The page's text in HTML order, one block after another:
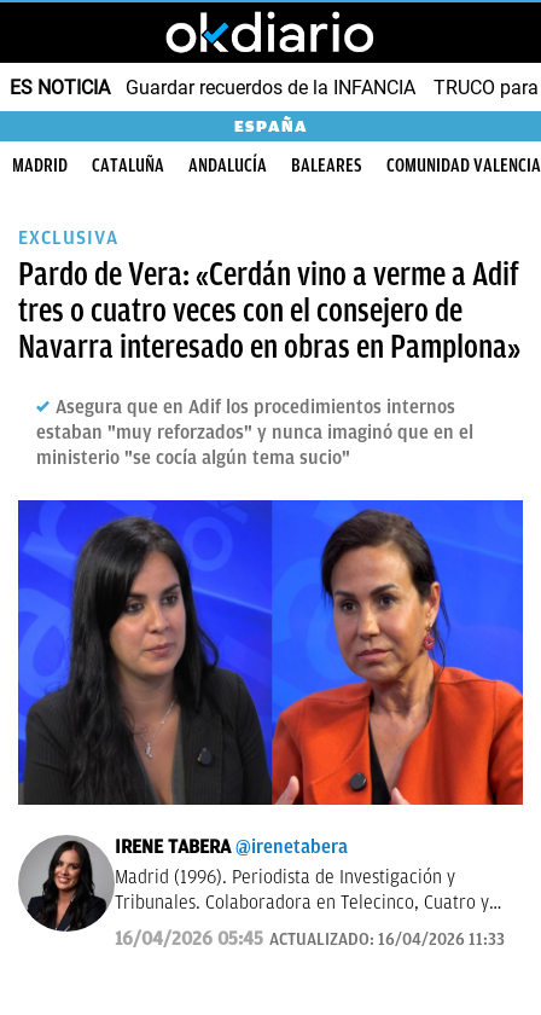
ES NOTICIA Guardar recuerdos de la INFANCIA TRUCO
ESPAÑA
MADRID CATALUÑA ANDALUCÍA BALEARES COMUNIDAD
EXCLUSIVA
Pardo de Vera: «Cerdán vino a verme a Adif
tres o cuatro veces con el consejero de
Navarra interesado en obras en Pamplona»
Asegura que en Adif los procedimientos internos
estaban "muy reforzados" y nunca imaginó que en el
ministerio "se cocía algún tema sucio"
IRENE TABERA @irenetabera
Madrid (1996). Periodista de Investigación y
Tribunales. Colaboradora en Telecinco, Cuatro y
Telemadrid. Graduada en Periodismo por la
Universidad Complutense de Madrid y máster en
16/04/2026 05:45 ACTUALIZADO: 16/04/2026 11:33